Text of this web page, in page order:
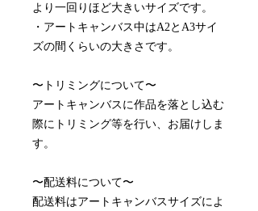
より一回りほど大きいサイズです。
・アートキャンバス中はA2とA3サイ
ズの間くらいの大きさです。
〜トリミングについて〜
アートキャンバスに作品を落とし込む
際にトリミング等を行い、お届けしま
す。
〜配送料について〜
配送料はアートキャンバスサイズによ